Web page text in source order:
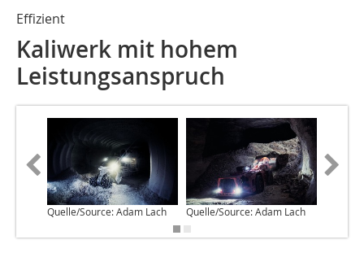
Effizient
Kaliwerk mit hohem
Leistungsanspruch
Quelle/Source: Adam Lach Quelle/Source: Adam Lach